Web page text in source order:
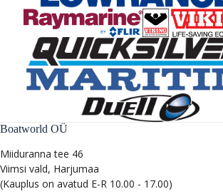
Boatworld OÜ
Miiduranna tee 46
Viimsi vald, Harjumaa
(Kauplus on avatud E-R 10.00 - 17.00)